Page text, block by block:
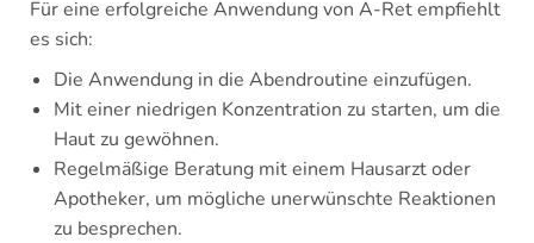
Für eine erfolgreiche Anwendung von A-Ret empfiehlt
es sich:
Die Anwendung in die Abendroutine einzufügen.
Mit einer niedrigen Konzentration zu starten, um die
Haut zu gewöhnen.
Regelmäßige Beratung mit einem Hausarzt oder
Apotheker, um mögliche unerwünschte Reaktionen
zu besprechen.